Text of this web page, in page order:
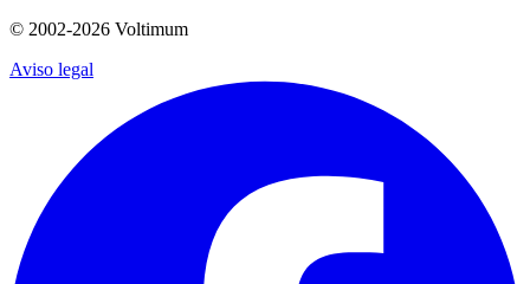
© 2002-2026 Voltimum
Aviso legal